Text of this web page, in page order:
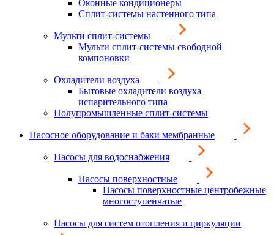
Оконные кондиционеры
Сплит-системы настенного типа
Мульти сплит-системы
Мульти сплит-системы свободной
компоновки
Охладители воздуха
Бытовые охладители воздуха
испарительного типа
Полупромышленные сплит-системы
Насосное оборудование и баки мембранные
Насосы для водоснабжения
Насосы поверхностные
Насосы поверхностные центробежные
многоступенчатые
Насосы для систем отопления и циркуляции